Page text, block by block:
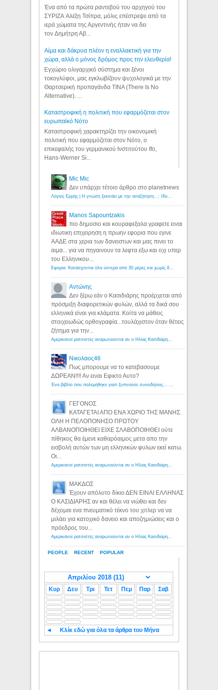
Ένα από τα πρώτα ραντεβού του αρχηγού του
ΣΥΡΙΖΑ Αλέξη Τσίπρα, μόλις επέστρεψε από τα
ιερά χώματα της Αργεντινής ήταν να δει
τον Δημήτρη Αβ...
Αίμα και δάκρυα πλέον η εναλλακτική για την
χώρα, αλλά ο μόνος δρόμος προς την ελευθερία!
Εγχώριο ολιγαρχικό σύστημα και ξένοι
τοκογλύφοι, μας εγκλωβίζουν ψυχολογικά με την
Θαρτσερική προπαγάνδα TINA (There Is No
Alternative). ...
Καταστροφική η πολιτική που εφαρμόζεται στον
ευρωπαϊκό Νότο
Καταστροφική χαρακτηρίζει την οικονομική
πολιτική που εφαρμόζεται στον Νότο, ο
επικεφαλής του γερμανικού Ινστιτούτου Ifo,
Hans-Werner Si...
PEOPLE RECENT POPULAR
Mic Mic
Δεν υπάρχει τέτοιο άρθρο στο planetnews
Λόγιος Ερμής | Η γνώση ξεκινάει με την αναζήτηση...: Ιδού οι 18 που χρωστούν 11 δις ευρώ!
Manos Sapountzakis
πιο δημοσιο και κουραφεξαλα γραφετε ειναι
ιδιωτικη επιχειρηση η πρωην εφορια που εγινε
ΑΑΔΕ στα χερια των δανειστων και μας πινει το
αιμα... για να πηγαινουν τα λεφτα εξω και οχι υπερ
του Ελληνικου...
Εφορία: Κατάσχονται όλα ύστερα από 30 μέρες και χωρίς δικαστικές αποφάσεις - Λόγιος Ερμής
Αντώνης
Δεν ξέρω εάν ο Κασιδιάρης προέρχεται από
πρόσμιξη διαφορετικών φυλών, αλλά τα δικά σου
ελληνικά είναι για κλάματα. Κοίτα να μάθεις
στοιχειωδώς ορθογραφία...τουλάχιστον όταν θέτεις
ζήτημα για την...
Αμερικανοί ρατσιστές αναρωτιούνται αν ο Ηλίας Κασιδιάρης ανήκει στη λευκή φυλή... - Λόγιος Ερμής
Νικολαος46
Πως μπορουμε να το κατεβασουμε
ΔΩΡΕΑΝ!!!! Αν ειναι Εφικτο Αυτο?
Ένα βιβλίο που πολεμήθηκε γιατί ξυπνούσε συνειδήσεις... - Λόγιος Ερμής | Η γνώση ξεκινάει με την αναζήτηση...
ΓΕΓΟΝΟΣ
ΚΑΤΑΓΕΤΑΙ ΑΠΟ ΕΝΑ ΧΩΡΙΟ ΤΗΣ ΜΑΝΗΣ.
ΟΛΗ Η ΠΕΛΟΠΟΝΗΣΟ ΠΡΩΤΟΥ
ΑΛΒΑΝΟΠΟΙΗΘΕΙ ΕΙΧΕ ΣΛΑΒΟΠΟΙΗΘΕΙ ούτε
πίθηκος θα έμενε καθαρόαιμος μετα απο την
εισβολή αυτών των μη ελληνικών φυλων εκεί κατω.
Οι...
Αμερικανοί ρατσιστές αναρωτιούνται αν ο Ηλίας Κασιδιάρης ανήκει στη λευκή φυλή... - Λόγιος Ερμής
ΜΑΚΔΟΣ
Έχουν απόλυτο δίκιο ΔΕΝ ΕΙΝΑΙ ΕΛΛΗΝΑΣ
Ο ΚΑΣΙΔΙΑΡΗΣ αν και θέλει να νιώθει και δεν
δέχομαι ενα πνευματικό τέκνο του χιτλερ να να
μιλάει για κατοχικό δανειο και αποζημιώσεις και ο
πρόεδρος του...
Αμερικανοί ρατσιστές αναρωτιούνται αν ο Ηλίας Κασιδιάρης ανήκει στη λευκή φυλή... - Λόγιος Ερμής
Κυρ Δευ Τρι Τετ Πεμ Παρ Σαβ
◄ Κλίκ εδώ για όλα τα άρθρα του Μήνα